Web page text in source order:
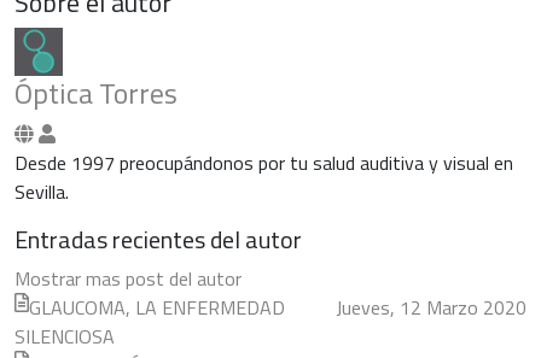
Óptica Torres
Óptica
Torres
Desde 1997 preocupándonos por tu salud auditiva y visual en
Sevilla.
Entradas recientes del autor
Mostrar mas post del autor
Jueves, 12 Marzo 2020
GLAUCOMA, LA ENFERMEDAD
SILENCIOSA